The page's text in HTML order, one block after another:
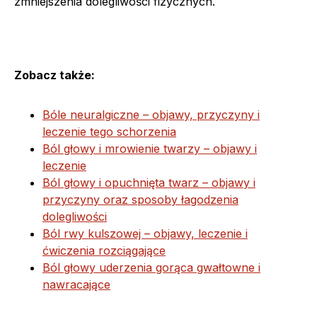
Zobacz także:
Bóle neuralgiczne – objawy, przyczyny i
leczenie tego schorzenia
Ból głowy i mrowienie twarzy – objawy i
leczenie
Ból głowy i opuchnięta twarz – objawy i
przyczyny oraz sposoby łagodzenia
dolegliwości
Ból rwy kulszowej – objawy, leczenie i
ćwiczenia rozciągające
Ból głowy uderzenia gorąca gwałtowne i
nawracające